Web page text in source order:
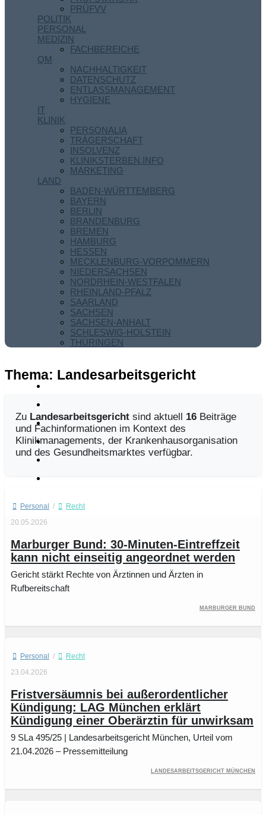
PRÜFVV
POLITIK
PERSONAL
MEDIZIN
FACHBEREICHE
QM
NACHHALTIGKEIT
DATENSCHUTZ
ENTLASSMANAGEMENT
HYGIENE
IT
KLINIK
PERSONALIA
TRÄGERSCHAFT
INSOLVENZ
KLINIKSTERBEN.INFO
MARKETING
LAND
BADEN-WÜRTTEMBERG
BAYERN
BERLIN
BRANDENBURG
BREMEN
HAMBURG
HESSEN
MECKLENBURG-VORPOMMERN
NIEDERSACHSEN
NORDRHEIN-WESTFALEN
RHEINLAND-PFALZ
SAARLAND
SACHSEN
SACHSEN-ANHALT
SCHLESWIG-HOLSTEIN
THÜRINGEN
Thema: Landesarbeitsgericht
Zu Landesarbeitsgericht sind aktuell 16 Beiträge
und Fachinformationen im Kontext des
Klinikmanagements, der Krankenhausorganisation
und des Gesundheitsmarktes verfügbar.
Personal /
Recht
20.05.2026
Marburger Bund: 30-Minuten-Eintreffzeit
kann nicht einseitig angeordnet werden
Gericht stärkt Rechte von Ärztinnen und Ärzten in
Rufbereitschaft
Marburger Bund
Personal /
Recht
23.04.2026
Fristversäumnis bei außerordentlicher
Kündigung: LAG München erklärt
Kündigung einer Oberärztin für unwirksam
9 SLa 495/25 | Landesarbeitsgericht München, Urteil vom
21.04.2026 – Pressemitteilung
Landesarbeitsgericht München